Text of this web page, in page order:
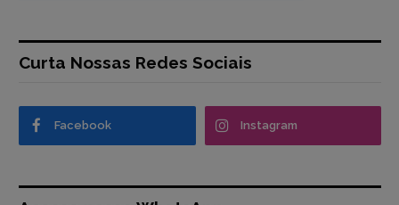
Curta Nossas Redes Sociais
Facebook Instagram